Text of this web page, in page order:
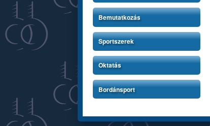
Bemutatkozás
Sportszerek
Oktatás
Bordánsport